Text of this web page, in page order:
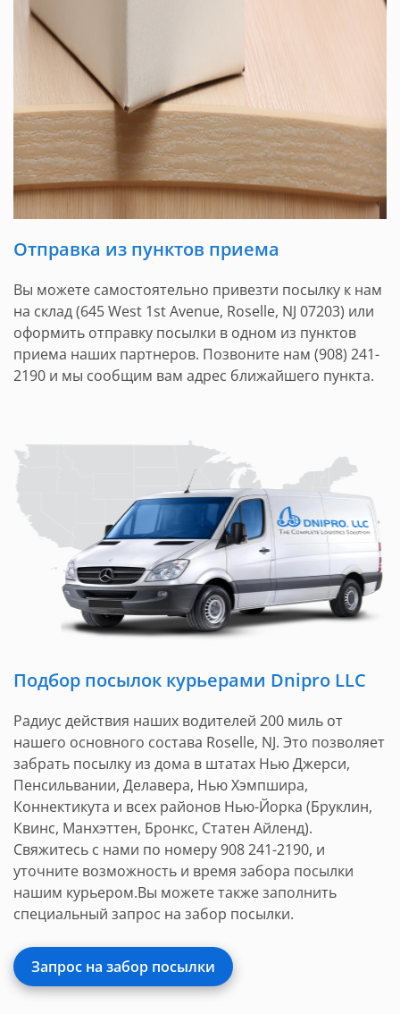
Отправка из пунктов приема
Вы можете самостоятельно привезти посылку к нам
на склад (645 West 1st Avenue, Roselle, NJ 07203) или
оформить отправку посылки в одном из пунктов
приема наших партнеров. Позвоните нам (908) 241-
2190 и мы сообщим вам адрес ближайшего пункта.
Подбор посылок курьерами Dnipro LLC
Радиус действия наших водителей 200 миль от
нашего основного состава Roselle, NJ. Это позволяет
забрать посылку из дома в штатах Нью Джерси,
Пенсильвании, Делавера, Нью Хэмпшира,
Коннектикута и всех районов Нью-Йорка (Бруклин,
Квинс, Манхэттен, Бронкс, Статен Айленд).
Свяжитесь с нами по номеру 908 241-2190, и
уточните возможность и время забора посылки
нашим курьером.Вы можете также заполнить
специальный запрос на забор посылки.
Запрос на забор посылки